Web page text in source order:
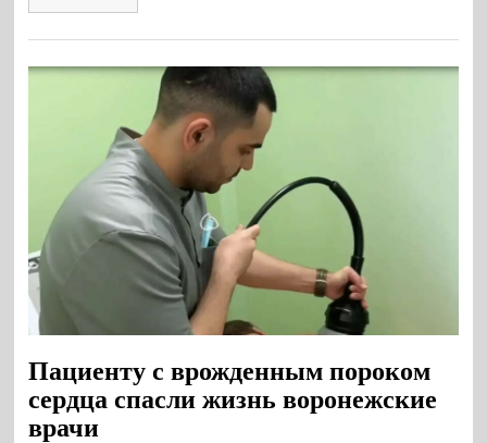
Пациенту с врожденным пороком
сердца спасли жизнь воронежские
врачи